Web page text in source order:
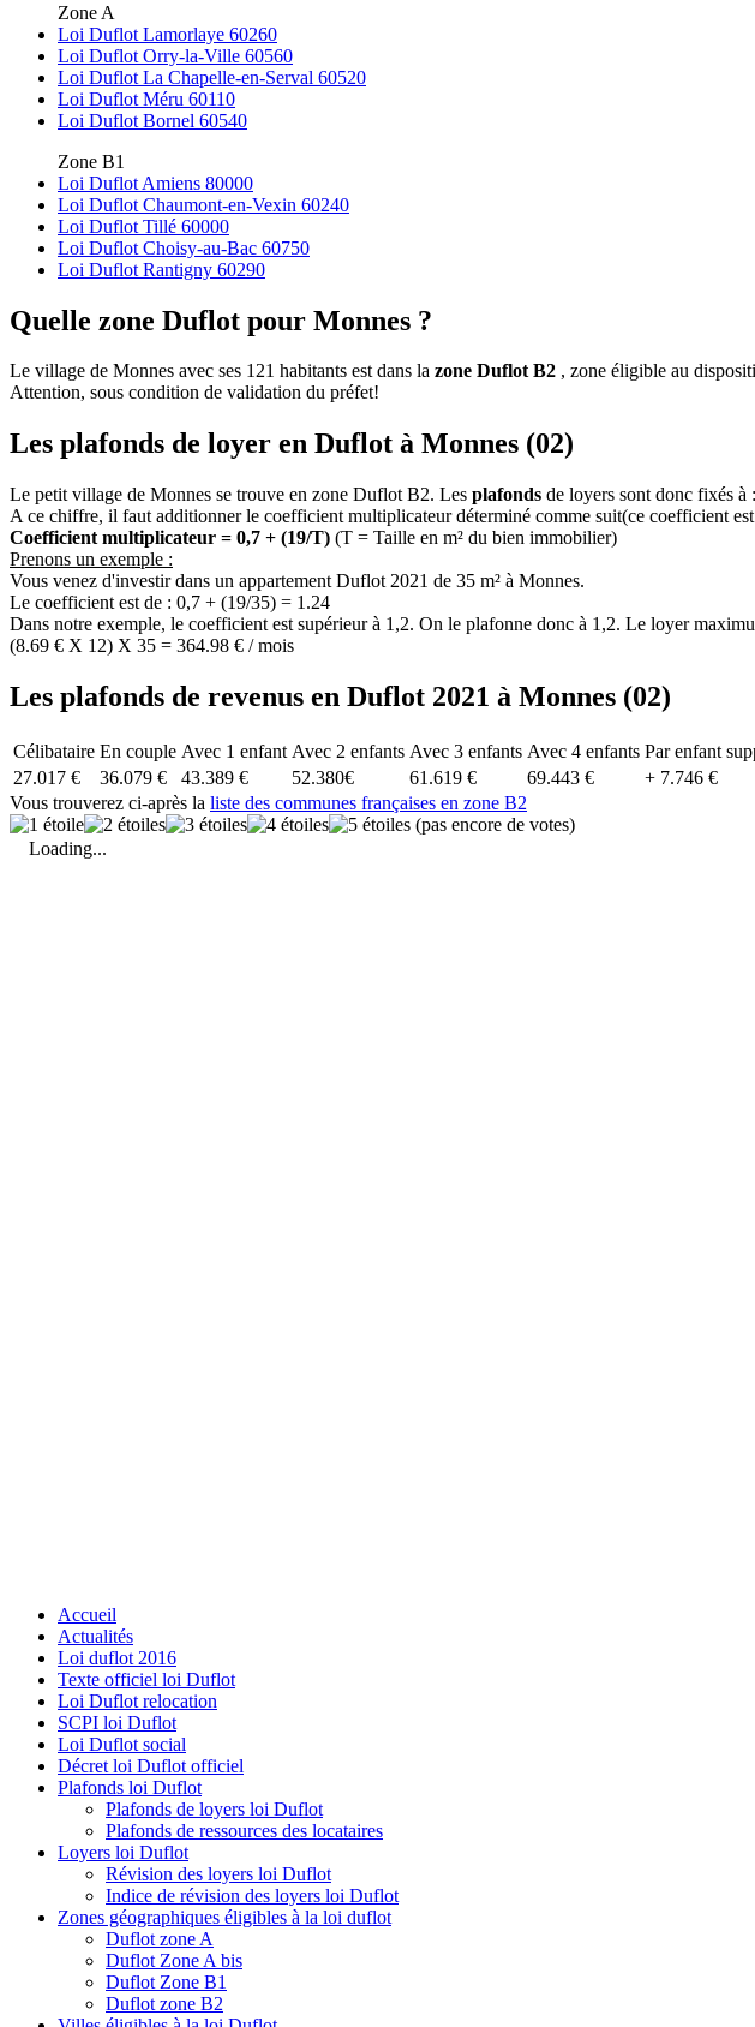
Zone A
Loi Duflot Lamorlaye 60260
Loi Duflot Orry-la-Ville 60560
Loi Duflot La Chapelle-en-Serval 60520
Loi Duflot Méru 60110
Loi Duflot Bornel 60540
Zone B1
Loi Duflot Amiens 80000
Loi Duflot Chaumont-en-Vexin 60240
Loi Duflot Tillé 60000
Loi Duflot Choisy-au-Bac 60750
Loi Duflot Rantigny 60290
Quelle zone Duflot pour Monnes ?
Le village de Monnes avec ses 121 habitants est dans la zone Duflot B2 , zone éligible au
Attention, sous condition de validation du préfet!
Les plafonds de loyer en Duflot à Monnes (02)
Le petit village de Monnes se trouve en zone Duflot B2. Les plafonds de loyers sont donc fixés à :
A ce chiffre, il faut additionner le coefficient multiplicateur déterminé comme suit(ce coefficient
Coefficient multiplicateur = 0,7 + (19/T) (T = Taille en m² du bien immobilier)
Prenons un exemple :
Vous venez d'investir dans un appartement Duflot 2021 de 35 m² à Monnes.
Le coefficient est de : 0,7 + (19/35) = 1.24
Dans notre exemple, le coefficient est supérieur à 1,2. On le plafonne donc à 1,2. Le loyer
(8.69 € X 12) X 35 = 364.98 € / mois
Les plafonds de revenus en Duflot 2021 à Monnes (02)
Célibataire En couple Avec 1 enfant Avec 2 enfants Avec 3 enfants Avec 4 enfants Par enfant
27.017 €
36.079 € 43.389 € 52.380€ 61.619 € 69.443 €
+ 7.746 €
Vous trouverez ci-après la liste des communes françaises en zone B2
(pas encore de votes)
Loading...
Accueil
Actualités
Loi duflot 2016
Texte officiel loi Duflot
Loi Duflot relocation
SCPI loi Duflot
Loi Duflot social
Décret loi Duflot officiel
Plafonds loi Duflot
Plafonds de loyers loi Duflot
Plafonds de ressources des locataires
Loyers loi Duflot
Révision des loyers loi Duflot
Indice de révision des loyers loi Duflot
Zones géographiques éligibles à la loi duflot
Duflot zone A
Duflot Zone A bis
Duflot Zone B1
Duflot zone B2